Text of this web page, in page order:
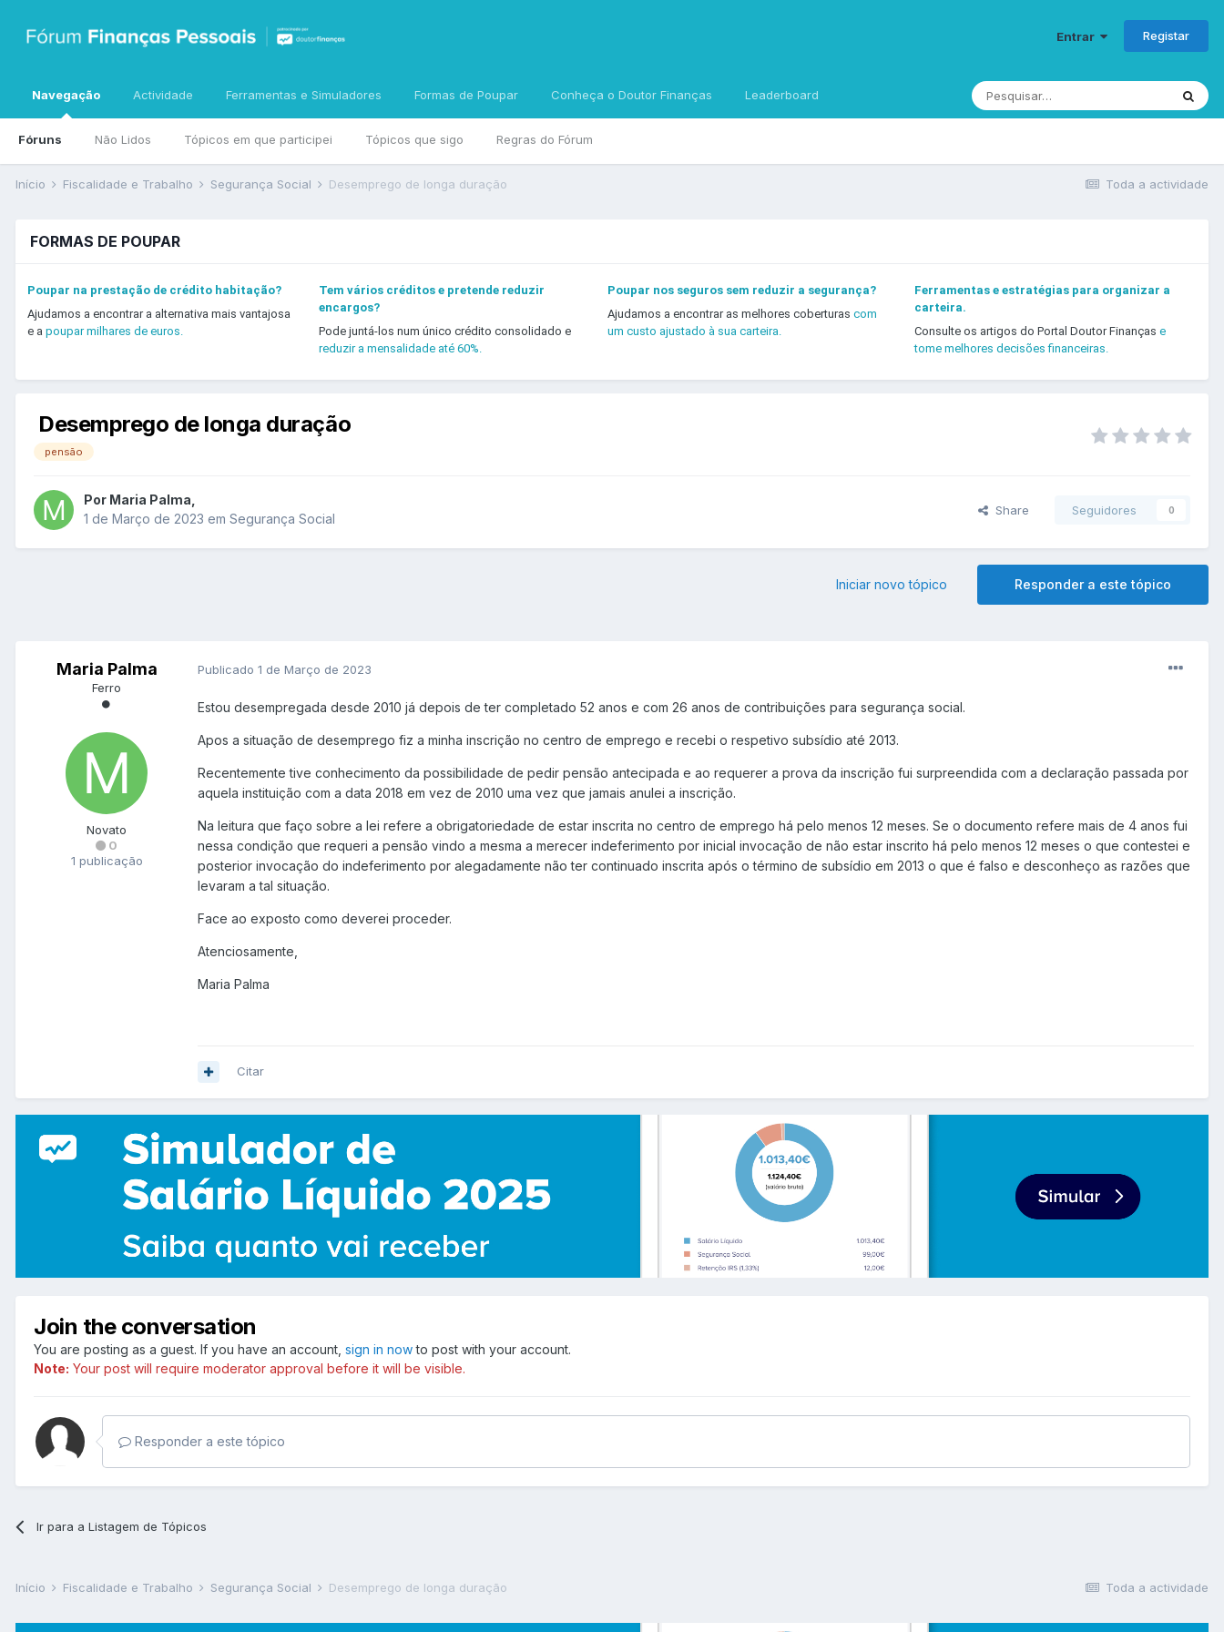
Entrar Registar
Navegação
Fóruns Não Lidos Tópicos em que participei Tópicos que sigo Regras do Fórum
Actividade Ferramentas e Simuladores Formas de Poupar Conheça o Doutor Finanças Leaderboard
Toda a actividade
Início Fiscalidade e Trabalho Segurança Social Desemprego de longa duração
FORMAS DE POUPAR
Poupar na prestação de crédito habitação?
Ajudamos a encontrar a alternativa mais vantajosa
e a poupar milhares de euros.
Tem vários créditos e pretende reduzir
encargos?
Pode juntá-los num único crédito consolidado e
reduzir a mensalidade até 60%.
Poupar nos seguros sem reduzir a segurança?
Ajudamos a encontrar as melhores coberturascom
um custo ajustado à sua carteira.
Ferramentas e estratégias para organizar a
carteira.
Consulte os artigos do Portal Doutor Finanças e
tome melhores decisões financeiras.
Desemprego de longa duração
pensão
Por Maria Palma
1 de Março de 2023 em Segurança Social
Share Seguidores 0
Responder a este tópico
Iniciar novo tópico
Maria Palma
Ferro
Novato
0
1 publicação
Publicado 1 de Março de 2023
Estou desempregada desde 2010 já depois de ter completado 52 anos e com 26 anos de contribuições para segurança social.
Apos a situação de desemprego fiz a minha inscrição no centro de emprego e recebi o respetivo subsídio até 2013.
Recentemente tive conhecimento da possibilidade de pedir pensão antecipada e ao requerer a prova da inscrição fui surpreendida com a declaração passada por
aquela instituição com a data 2018 em vez de 2010 uma vez que jamais anulei a inscrição.
Na leitura que faço sobre a lei refere a obrigatoriedade de estar inscrita no centro de emprego há pelo menos 12 meses. Se o documento refere mais de 4 anos fui
nessa condição que requeri a pensão vindo a mesma a merecer indeferimento por inicial invocação de não estar inscrito há pelo menos 12 meses o que contestei e
posterior invocação do indeferimento por alegadamente não ter continuado inscrita após o término de subsídio em 2013 o que é falso e desconheço as razões que
levaram a tal situação.
Face ao exposto como deverei proceder.
Atenciosamente,
Maria Palma
Citar
Join the conversation
You are posting as a guest. If you have an account, sign in nowto post with your account.
Note: Your post will require moderator approval before it will be visible.
Responder a este tópico
Ir para a Listagem de Tópicos
Toda a actividade
Início Fiscalidade e Trabalho Segurança Social Desemprego de longa duração